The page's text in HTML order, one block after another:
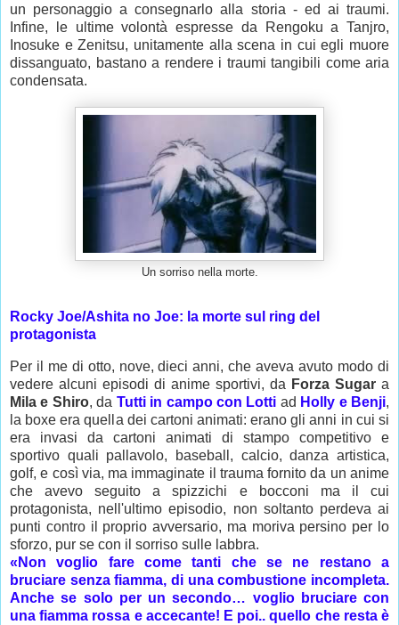
un personaggio a consegnarlo alla storia - ed ai traumi.
Infine, le ultime volontà espresse da Rengoku a Tanjro,
Inosuke e Zenitsu, unitamente alla scena in cui egli muore
dissanguato, bastano a rendere i traumi tangibili come aria
condensata.
Un sorriso nella morte.
Rocky Joe/Ashita no Joe: la morte sul ring del
protagonista
Per il me di otto, nove, dieci anni, che aveva avuto modo di
vedere alcuni episodi di anime sportivi, da Forza Sugar a
Mila e Shiro, da Tutti in campo con Lotti ad Holly e Benji,
la boxe era quella dei cartoni animati: erano gli anni in cui si
era invasi da cartoni animati di stampo competitivo e
sportivo quali pallavolo, baseball, calcio, danza artistica,
golf, e così via, ma immaginate il trauma fornito da un anime
che avevo seguito a spizzichi e bocconi ma il cui
protagonista, nell'ultimo episodio, non soltanto perdeva ai
punti contro il proprio avversario, ma moriva persino per lo
sforzo, pur se con il sorriso sulle labbra.
«Non voglio fare come tanti che se ne restano a
bruciare senza fiamma, di una combustione incompleta.
Anche se solo per un secondo… voglio bruciare con
una fiamma rossa e accecante! E poi.. quello che resta è